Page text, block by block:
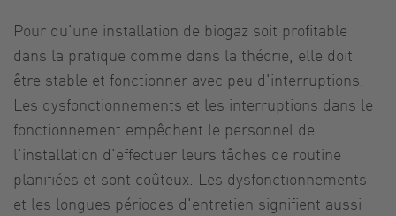
Pour qu'une installation de biogaz soit profitable
dans la pratique comme dans la théorie, elle doit
être stable et fonctionner avec peu d'interruptions.
Les dysfonctionnements et les interruptions dans le
fonctionnement empêchent le personnel de
l'installation d'effectuer leurs tâches de routine
planifiées et sont coûteux. Les dysfonctionnements
et les longues périodes d'entretien signifient aussi